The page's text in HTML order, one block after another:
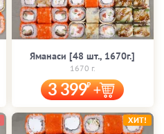
Яманаси [48 шт., 1670г.]
1670 г.
3 399
ХИТ!